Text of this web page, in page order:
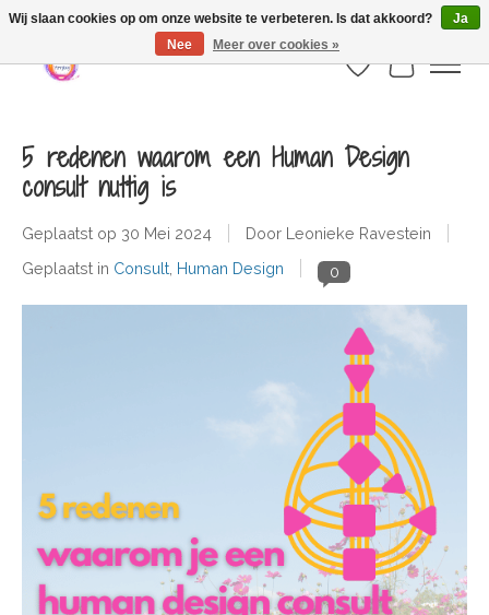
Webshop is geopend maar nog onder constructie | let op: Verzenden vanaf 29
juli
Verlanglijst
5 redenen waarom een Human Design
consult nuttig is
Geplaatst op 30 Mei 2024
Door Leonieke Ravestein
Geplaatst in Consult Human Design 0
Wij slaan cookies op om onze website te verbeteren. Is dat akkoord?
Ja
Nee
Meer over cookies »